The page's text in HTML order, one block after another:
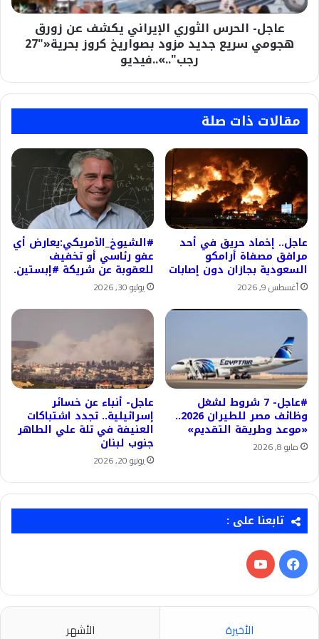
سريع
مزود
بصواريخ
بحرية«"27
عاجل- الحرس الثوري الإيراني يكشف عن زورق
هجومي سريع جديد مزود بصواريخ كروز بحرية«"27
رجب"..»..فيديو
مقالات ذات صلة
عاجل.. إخماد حريق في أحد
مرافق مصفاة أرامكو
السعودية بجازان دون إصابات
أغسطس 9, 2026
#الشيوخ_الأمريكي:يعارض أي
عفو رئاسي أو تخفيف
للعقوبة عن شريكة #إبستين.
يوليو 30, 2026
#عاجل- 7 شروط لشغل
وظائف مصر للطيران 2026..
«موعد وطريقة التقديم»
مايو 8, 2026
عاجل- أنباء عن خسائر
إسرائيلية.. تجدد اشتباكات
العنيفة في تلة علي الطاهر
جنوب لبنان
يونيو 20, 2026
تابعنا على :
فيسبوك‫YouTube
الأخيرة الأشهر